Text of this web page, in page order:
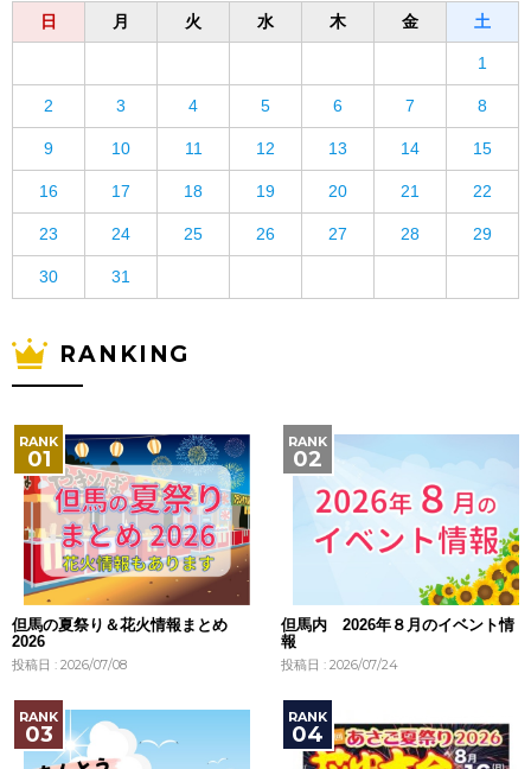
日 月 火 水 木 金 土
1
2 3 4 5 6 7 8
9 10 11 12 13 14 15
16 17 18 19 20 21 22
23 24 25 26 27 28 29
30 31
RANKING
但馬の夏祭り＆花火情報まとめ
2026
投稿日 : 2026/07/08
但馬内 2026年８月のイベント情
報
投稿日 : 2026/07/24